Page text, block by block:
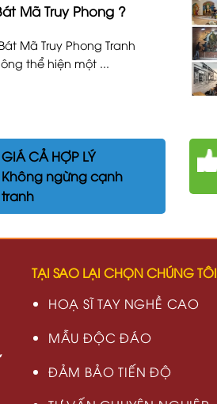
Mã Truy Phong ?
Mã Truy Phong Tranh
thể hiện một ...
GIÁ CẢ HỢP LÝ
Không ngừng cạnh
tranh
TẠI SAO LẠI CHỌN CHÚNG TÔI
HOẠ SĨ TAY NGHỀ CAO
MẪU ĐỘC ĐÁO
ĐẢM BẢO TIẾN ĐỘ